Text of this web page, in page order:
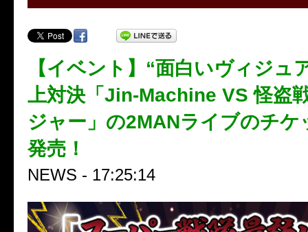
【イベント】“面白いヴィジュ
上対決「Jin-Machine VS 怪盗
ジャー」の2MANライブのチケ
発売！
NEWS - 17:25:14